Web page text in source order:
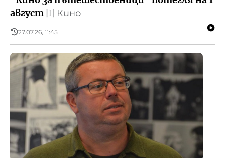
август 〣 Кино
27.07.26, 11:45